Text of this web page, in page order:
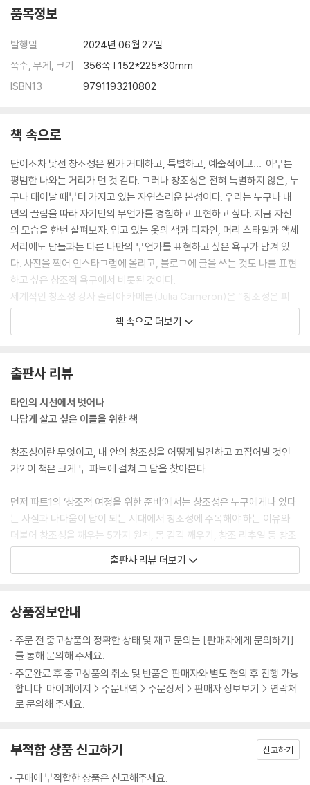
02 남들처럼 살고 싶은 욕망 vs 내가 되고 싶은 욕망 145
04 창조는 편집이다 157
창조성을 깨우는 과제 163
02 나 보기를 남 보듯 하라 184
04 문제를 발견해야 창조가 시작된다 195
창조성을 깨우는 과제 200
5주 창조를 시작하지 못하는 두려움 넘어가기
01 유일하게 확실한 것은 불확실함뿐 206
02 창조의 여정은 실패의 향연 212
03 모든 장애물은 수치심에서 비롯된다 220
04 두려움은 사라지지 않는다 226
창조성을 깨우는 과제 231
6주 창조 과정을 지속하는 힘 만들기
02 최악은 시작도 못하는 것 250
03 창조 과정의 핵심 원동력, 몰입 257
04 나는 미약하나 ‘우리’는 강하다 263
창조성을 깨우는 과제 268
7주 창조 과정에 찾아오는 위기와 좌절에 대처하기
01 결과는 내 몫이 아니다 277
03 토끼의 두뇌와 거북이의 마음 292
04 언제 어디서든 빛날 수 있는 비결 300
창조성을 깨우는 과제 304
8주 계속해서 창조적인 삶을 살아가기
03 나의 창조성에서 우리의 창조성으로 324
부록 소모임을 위한 가이드 333
에필로그 340
미주 344
참고자료 349
품목정보
발행일
2024년 06월 27일
쪽수, 무게, 크기
356쪽 | 152*225*30mm
ISBN13
9791193210802
책 속으로
단어조차 낯선 창조성은 뭔가 거대하고, 특별하고, 예술적이고…. 아무튼
평범한 나와는 거리가 먼 것 같다. 그러나 창조성은 전혀 특별하지 않은, 누
구나 태어날 때부터 가지고 있는 자연스러운 본성이다. 우리는 누구나 내
면의 끌림을 따라 자기만의 무언가를 경험하고 표현하고 싶다. 지금 자신
의 모습을 한번 살펴보자. 입고 있는 옷의 색과 디자인, 머리 스타일과 액세
서리에도 남들과는 다른 나만의 무언가를 표현하고 싶은 욕구가 담겨 있
다. 사진을 찍어 인스타그램에 올리고, 블로그에 글을 쓰는 것도 나를 표현
하고 싶은 창조적 욕구에서 비롯된 것이다.
세계적인 창조성 강사 줄리아 카메론(Julia Cameron)은 “창조성은 피
같은 것”이라고 표현했다. 그는 “피가 당신의 몸 안에 흐르고 있지만, 당신
이 만들어낸 것은 아니듯이, 창조성도 당신의 정신 속에 존재하지만 당신
들에게만 있는 특별한 능력이 아니다.
--- p.20
다. 도전과 실패가 두려운데도 창조성이 안내하는 모험의 길을 명랑하게
걸어가겠다고 용기를 내는 것이다. 고난을 겪으면서도 현실에 매몰되어 심
세상에서 완고하게 나만의 행복에 집중하며 느긋하게 걸어가기를 선택하
는 것이다. 그래서 어른의 놀이는 아이처럼 저절로 되지 않는다. 놀이가 될
수 없는 고단하고 힘든 삶을 놀이의 재료로 삼아 즐거움과 기쁨으로 변형
시키기로 의도적으로 노력하는 것이다.
나는 어떻게 하면 내 일과 일상이 놀이가 될 수 있을지 매일 치열하게 고민
한다. 삶이 무겁고 정체된 느낌이 들 때면 내 일상에 놀이의 다섯 요소 중
하면 무겁게 정체되었던 에너지가 풀리기 시작한다. 내 삶을 놀이로 바꾸
하면서 나는 심각함에서 벗어나 가벼워졌고, 그래서 용감해졌고, 할 수 없
다고 생각한 일에 계속 도전할 수 있었다. 그래서 나는 내가 앞으로도 더 잘
놀 수 있게 되길 바란다. 그리고 더 많은 사람이 잘 놀 수 있게 되길 열망하
며 이 책을 쓰고 있다(글쓰기의 고통을 ‘놀이’로 승화하려 매일 버둥대면서
말이다!).
책 속으로 더보기
출판사 리뷰
타인의 시선에서 벗어나
나답게 살고 싶은 이들을 위한 책
창조성이란 무엇이고, 내 안의 창조성을 어떻게 발견하고 끄집어낼 것인
가? 이 책은 크게 두 파트에 걸쳐 그 답을 찾아본다.
먼저 파트1의 ‘창조적 여정을 위한 준비’에서는 창조성은 누구에게나 있다
는 사실과 나다움이 답이 되는 시대에서 창조성에 주목해야 하는 이유와
더불어 창조성을 깨우는 5가지 원칙, 몸 감각 깨우기, 창조 리추얼 등 창조
성을 깨우는 구체적인 훈련에 대해 알아본다.
는 창조성이 꽃필 수 있는 환경을 조성하는 방법, 2주 차에는 창조성이 자
라날 수 있는 내면의 환경을 점검하기, 3주 차에는 창조적인 욕구를 깨워
내는 과정, 4주 차에는 나의 고유한 천재성을 찾아내는 방법, 5주 차에는
창조를 시작하지 못하게 만드는 가장 큰 장애물인 두려움을 뛰어넘는 방
법, 6주 차에는 창조 과정을 지속하는 힘을 만들어가는 과정, 7주 차에는
창조 과정에서 찾아오는 위기와 좌절에 어떻게 대처할 것인지, 8주 차에는
에 풍부함을 더했다.
출판사 리뷰 더보기
상품정보안내
주문 전 중고상품의 정확한 상태 및 재고 문의는 [판매자에게 문의하기]
를 통해 문의해 주세요.
주문완료 후 중고상품의 취소 및 반품은 판매자와 별도 협의 후 진행 가능
합니다. 마이페이지 > 주문내역 > 주문상세 > 판매자 정보보기 > 연락처
로 문의해 주세요.
부적합 상품 신고하기 신고하기
구매에 부적합한 상품은 신고해주세요.